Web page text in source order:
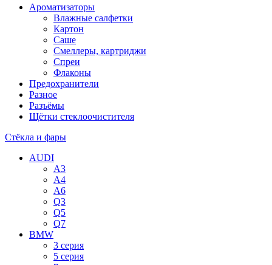
Ароматизаторы
Влажные салфетки
Картон
Саше
Смеллеры, картриджи
Спреи
Флаконы
Предохранители
Разное
Разъёмы
Щётки стеклоочистителя
Стёкла и фары
AUDI
A3
A4
A6
Q3
Q5
Q7
BMW
3 серия
5 серия